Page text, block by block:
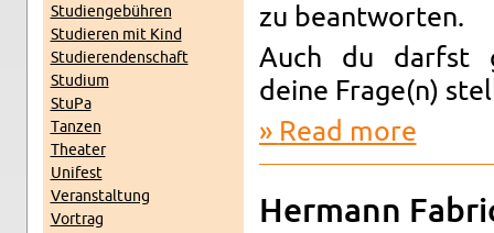
Stu­di­engebühren
Studieren mit Kind
Studieren­den­schaft
Studium
StuPa
Tanzen
The­ater
Unifest
Ve­r­anstal­tung
Vor­trag
zu beant­worten.
Auch du darfst
deine Frage(n)
Read more
Her­mann